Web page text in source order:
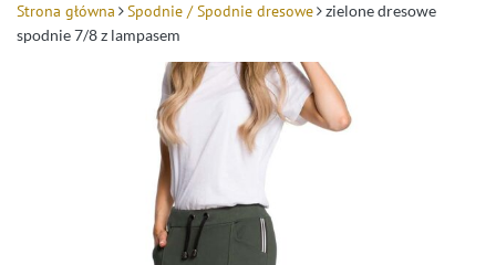
Strona główna Spodnie / Spodnie dresowe
zielone dresowe
spodnie 7/8 z lampasem